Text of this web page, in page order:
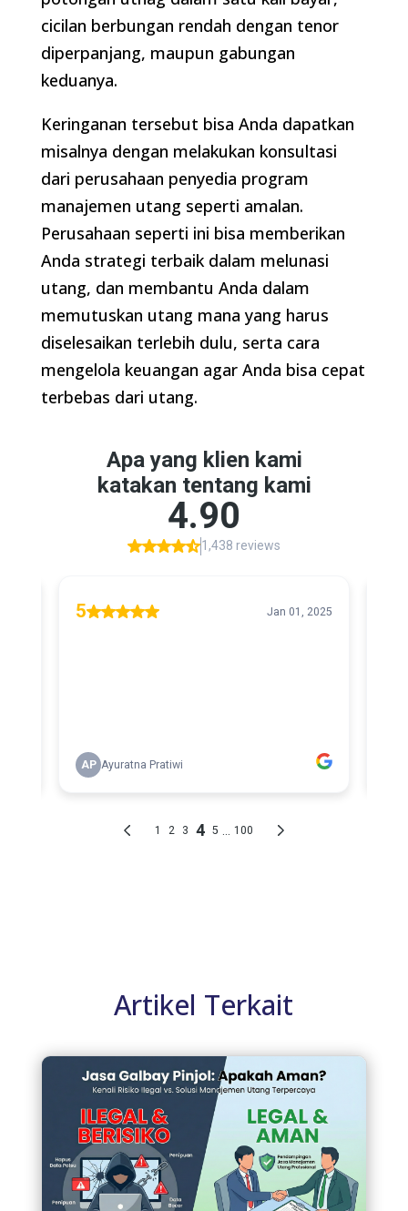
cicilan berbungan rendah dengan tenor
diperpanjang, maupun gabungan
keduanya.
Keringanan tersebut bisa Anda dapatkan
misalnya dengan melakukan konsultasi
dari perusahaan penyedia program
manajemen utang seperti amalan.
Perusahaan seperti ini bisa memberikan
Anda strategi terbaik dalam melunasi
utang, dan membantu Anda dalam
memutuskan utang mana yang harus
diselesaikan terlebih dulu, serta cara
mengelola keuangan agar Anda bisa cepat
terbebas dari utang.
Artikel Terkait